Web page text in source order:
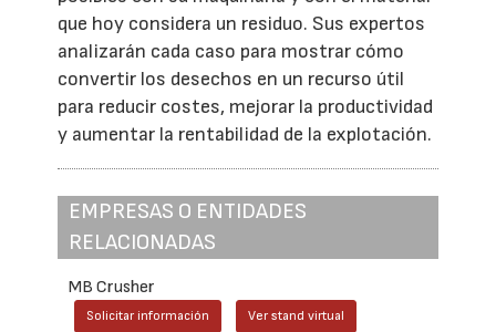
que hoy considera un residuo. Sus expertos
analizarán cada caso para mostrar cómo
convertir los desechos en un recurso útil
para reducir costes, mejorar la productividad
y aumentar la rentabilidad de la explotación.
EMPRESAS O ENTIDADES
RELACIONADAS
MB Crusher
Solicitar información Ver stand virtual